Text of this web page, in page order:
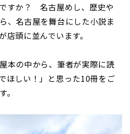
すか？ 名古屋めし、歴史や
、名古屋を舞台にした小説ま
店頭に並んでいます。
本の中から、筆者が実際に読
ほしい！」と思った10冊をご
。